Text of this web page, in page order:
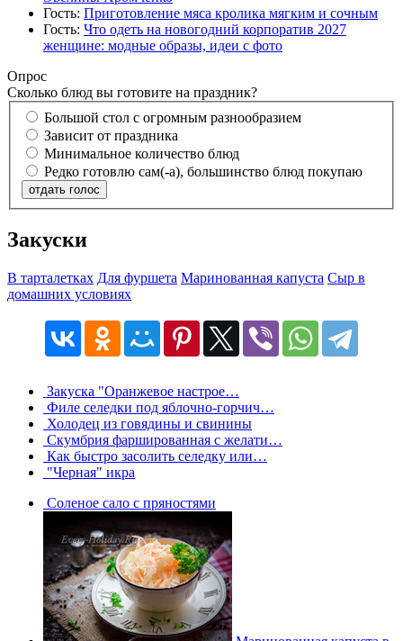
Гость: Приготовление мяса кролика мягким и сочным
Гость: Что одеть на новогодний корпоратив 2027
женщине: модные образы, идеи с фото
Опрос
Сколько блюд вы готовите на праздник?
Большой стол с огромным разнообразием
Зависит от праздника
Минимальное количество блюд
Редко готовлю сам(-а), большинство блюд покупаю
отдать голос
Закуски
В тарталетках Для фуршета Маринованная капуста Сыр в
домашних условиях
Закуска "Оранжевое настрое…
Филе селедки под яблочно-горчич…
Холодец из говядины и свинины
Скумбрия фаршированная с желати…
Как быстро засолить селедку или…
"Черная" икра
Соленое сало с пряностями